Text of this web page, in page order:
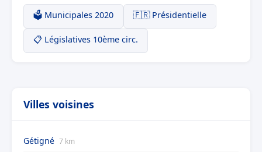
🗳️ Municipales 2020 🇫🇷 Présidentielle
📋 Législatives 10ème circ.
Villes voisines
Gétigné 7 km